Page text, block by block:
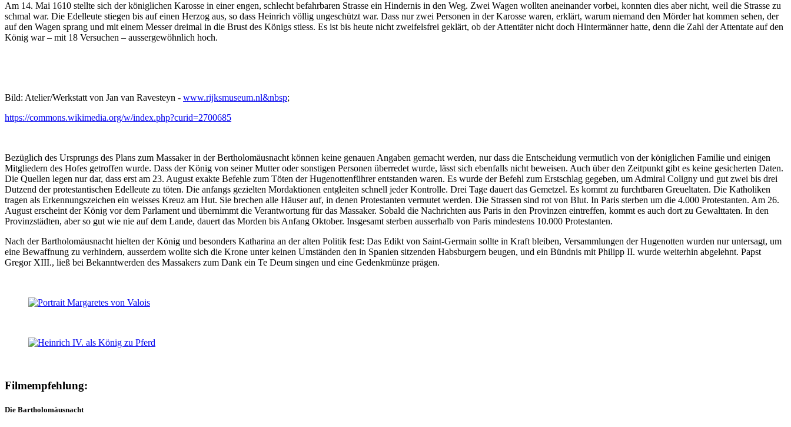
Am 14. Mai 1610 stellte sich der königlichen Karosse in einer engen, schlecht befahrbaren Strasse ein Hindernis in den Weg. Zwei Wagen wollten aneinander vorbei, konnten dies aber nicht, weil die Strasse zu
schmal war. Die Edelleute stiegen bis auf einen Herzog aus, so dass Heinrich völlig ungeschützt war. Dass nur zwei Personen in der Karosse waren, erklärt, warum niemand den Mörder hat kommen sehen, der
auf den Wagen sprang und mit einem Messer dreimal in die Brust des Königs stiess. Es ist bis heute nicht zweifelsfrei geklärt, ob der Attentäter nicht doch Hintermänner hatte, denn die Zahl der Attentate auf den
König war – mit 18 Versuchen – aussergewöhnlich hoch.
Bild: Atelier/Werkstatt von Jan van Ravesteyn - www.rijksmuseum.nl&nbsp;
https://commons.wikimedia.org/w/index.php?curid=2700685
Bezüglich des Ursprungs des Plans zum Massaker in der Bertholomäusnacht können keine genauen Angaben gemacht werden, nur dass die Entscheidung vermutlich von der königlichen Familie und einigen
Mitgliedern des Hofes getroffen wurde. Dass der König von seiner Mutter oder sonstigen Personen überredet wurde, lässt sich ebenfalls nicht beweisen. Auch über den Zeitpunkt gibt es keine gesicherten Daten.
Die Quellen legen nur dar, dass erst am 23. August exakte Befehle zum Töten der Hugenottenführer entstanden waren. Es wurde der Befehl zum Erstschlag gegeben, um Admiral Coligny und gut zwei bis drei
Dutzend der protestantischen Edelleute zu töten. Die anfangs gezielten Mordaktionen entgleiten schnell jeder Kontrolle. Drei Tage dauert das Gemetzel. Es kommt zu furchtbaren Greueltaten. Die Katholiken
tragen als Erkennungszeichen ein weisses Kreuz am Hut. Sie brechen alle Häuser auf, in denen Protestanten vermutet werden. Die Strassen sind rot von Blut. In Paris sterben um die 4.000 Protestanten. Am 26.
August erscheint der König vor dem Parlament und übernimmt die Verantwortung für das Massaker. Sobald die Nachrichten aus Paris in den Provinzen eintreffen, kommt es auch dort zu Gewalttaten. In den
Provinzstädten, aber so gut wie nie auf dem Lande, dauert das Morden bis Anfang Oktober. Insgesamt sterben ausserhalb von Paris mindestens 10.000 Protestanten.
Nach der Bartholomäusnacht hielten der König und besonders Katharina an der alten Politik fest: Das Edikt von Saint-Germain sollte in Kraft bleiben, Versammlungen der Hugenotten wurden nur untersagt, um
eine Bewaffnung zu verhindern, ausserdem wollte sich die Krone unter keinen Umständen den in Spanien sitzenden Habsburgern beugen, und ein Bündnis mit Philipp II. wurde weiterhin abgelehnt. Papst
Gregor XIII., ließ bei Bekanntwerden des Massakers zum Dank ein Te Deum singen und eine Gedenkmünze prägen.
Filmempfehlung:
Die Bartholomäusnacht